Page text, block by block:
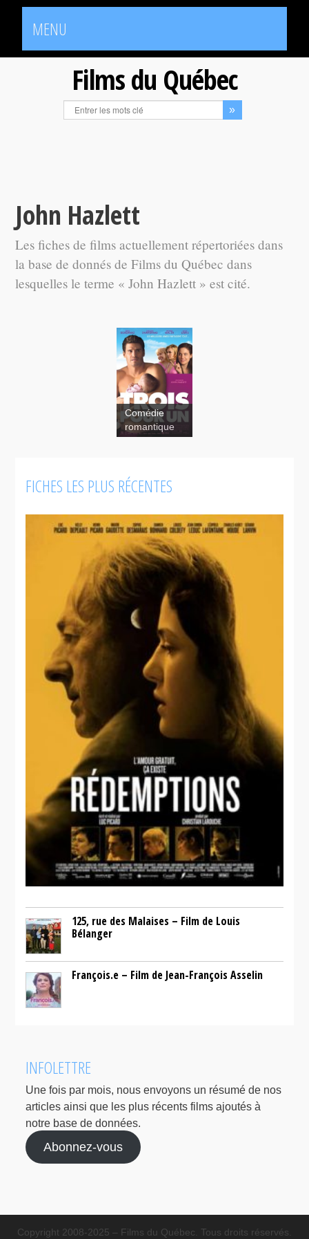
MENU
Films du Québec
John Hazlett
Les fiches de films actuellement répertoriées dans
la base de donnés de Films du Québec dans
lesquelles le terme « John Hazlett » est cité.
These Girls
Comédie
romantique
FICHES LES PLUS RÉCENTES
125, rue des Malaises – Film de Louis
Bélanger
François.e – Film de Jean-François Asselin
INFOLETTRE
Une fois par mois, nous envoyons un résumé de nos
articles ainsi que les plus récents films ajoutés à
notre base de données.
Abonnez-vous
Copyright 2008-2025 – Films du Québec. Tous droits réservés.